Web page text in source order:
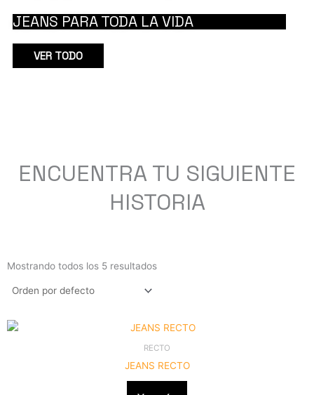
JEANS PARA TODA LA VIDA
VER TODO
ENCUENTRA TU SIGUIENTE
HISTORIA
Mostrando todos los 5 resultados
RECTO
JEANS RECTO
Este
producto